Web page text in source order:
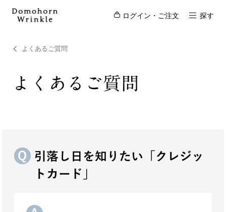
ログイン・ご注文 探す
よくあるご質問
よくあるご質問
引落し日を知りたい「クレジッ
トカード」